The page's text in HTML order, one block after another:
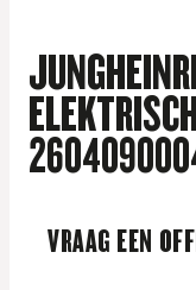
VRAAG EEN